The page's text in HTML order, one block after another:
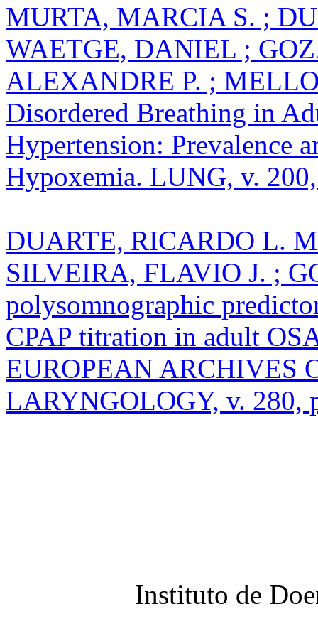
MURTA, MARCIA S. ;
WAETGE, DANIEL ;
ALEXANDRE P. ;
Disordered Breathing in
Hypertension: Prevalence
Hypoxemia. LUNG, v.
DUARTE, RICARDO L.
SILVEIRA, FLAVIO J. ;
polysomnographic
CPAP titration in adult
EUROPEAN ARCHIVES
LARYNGOLOGY, v. 280,
Instituto de